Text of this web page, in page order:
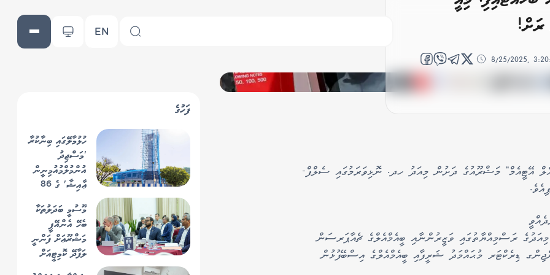
EN
8/25/2025,
އޭޓީއެމް" މަޝްރޫއުގެ ދަށުން މިއަދު ހދ. ނޮޅިވަރަމުގައި ސެލްފް-
ރަސްމިއްޔާތުގައި ވަޒީރުންނާއި ބީއެމްއެލްގެ ޗެއާޕަރސަން
ޑިރެކްޓަރ މުޙައްމަދު ޝަރީފާއި ބީއެމްއެލްގެ އިސްބޭފުޅުން
ފަހުގެ
ހުޅުމާލޭގައި ބިނާކުރާ
'މަސްޖިދު
އުންމުލްމުއުމިނީން
ޢާއިޝާ' ގެ 86
މަސައްކަތް ނިމިއްޖެ
މޫސުމީ ބަދަލުތަކާ
ބެހޭ އެންއޭޕީ
މަޝްރޫޢަށް ފަންނީ
ލަފާދޭ ކޮމިޓީއަށް